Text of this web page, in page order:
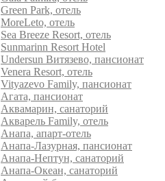
Green Park, отель
MoreLeto, отель
Sea Breeze Resort, отель
Sunmarinn Resort Hotel
Undersun Витязево, пансионат
Venera Resort, отель
Vityazevo Family, пансионат
Агата, пансионат
Аквамарин, санаторий
Акварель Family, отель
Анапа, апарт-отель
Анапа-Лазурная, пансионат
Анапа-Нептун, санаторий
Анапа-Океан, санаторий